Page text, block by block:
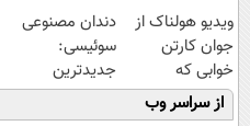
ویدیو هولناک از
جوان کارتن
خوابی که
میلیاردر شد.
آموزش رایگان
دندان مصنوعی
سوئیسی:
جدیدترین
فناوری اروپا،
سبک و مقاوم |
از سراسر وب